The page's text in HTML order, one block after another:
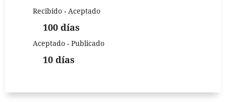
Recibido - Aceptado
100 días
Aceptado - Publicado
10 días